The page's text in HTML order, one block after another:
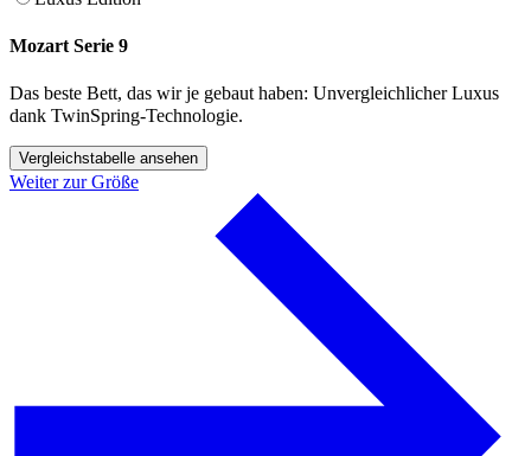
Mozart Serie 9
Das beste Bett, das wir je gebaut haben: Unvergleichlicher Luxus
dank TwinSpring-Technologie.
Vergleichstabelle ansehen
Weiter zur Größe